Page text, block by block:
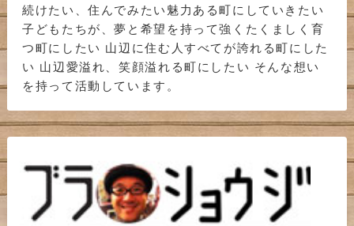
続けたい、住んでみたい魅力ある町にしていきたい
子どもたちが、夢と希望を持って強くたくましく育
つ町にしたい 山辺に住む人すべてが誇れる町にした
い 山辺愛溢れ、笑顔溢れる町にしたい そんな想い
を持って活動しています。